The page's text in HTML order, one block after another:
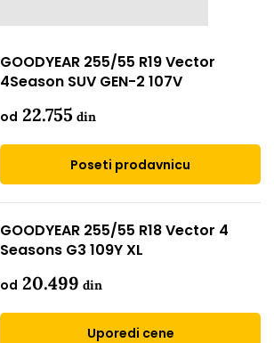
GOODYEAR 255/55 R19 Vector
4Season SUV GEN-2 107V
od 22.755 din
Poseti prodavnicu
GOODYEAR 255/55 R18 Vector 4
Seasons G3 109Y XL
od 20.499 din
Uporedi cene